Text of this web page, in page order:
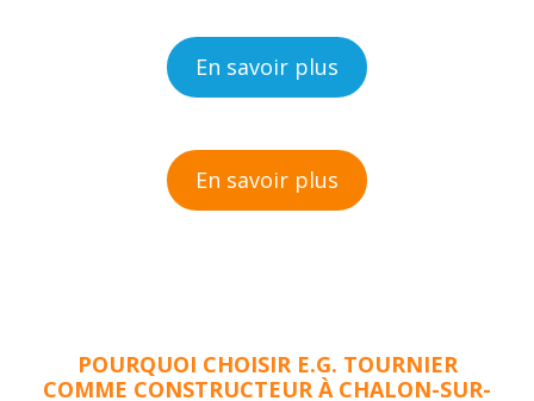
En savoir plus
En savoir plus
POURQUOI CHOISIR E.G. TOURNIER
COMME CONSTRUCTEUR À CHALON-SUR-